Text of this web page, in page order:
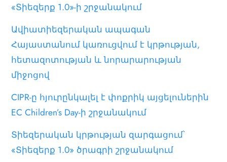
«Տիեզերք 1.0»-ի շրջանակում
Ավիատիեզերական ապագան
Հայաստանում կառուցվում է կրթության,
հետազոտության և նորարարության
միջոցով
CIPR-ը հյուրընկալել է փոքրիկ այցելուներին
EC Children’s Day-ի շրջանակում
Տիեզերական կրթության զարգացում՝
«Տիեզերք 1.0» ծրագրի շրջանակում